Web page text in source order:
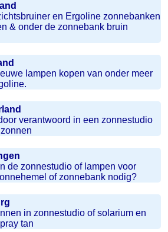
en Ergoline zonnebanken
& onder de zonnebank bruin
lampen kopen van onder meer
verantwoord in een zonnestudio
de zonnestudio of lampen voor
of zonnebank nodig?
in zonnestudio of solarium en
tan